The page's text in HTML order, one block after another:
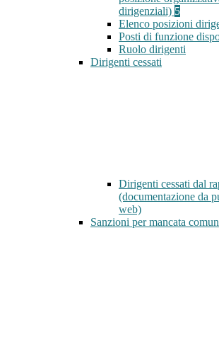
dirigenziali) 5
Elenco posizioni
Posti di funzione
Ruolo dirigenti
Dirigenti cessati
Dirigenti cessati dal
(documentazione da
web)
Sanzioni per mancata